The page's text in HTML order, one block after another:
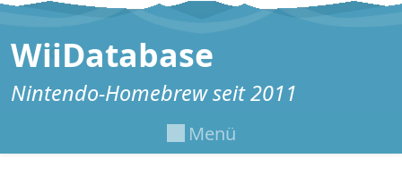
Zum Inhalt springen
WiiDatabase
Nintendo-Homebrew seit 2011
Menü